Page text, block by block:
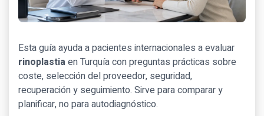
Esta guía ayuda a pacientes internacionales a evaluar
rinoplastiaen Turquía con preguntas prácticas sobre
coste, selección del proveedor, seguridad,
recuperación y seguimiento. Sirve para comparar y
planificar, no para autodiagnóstico.